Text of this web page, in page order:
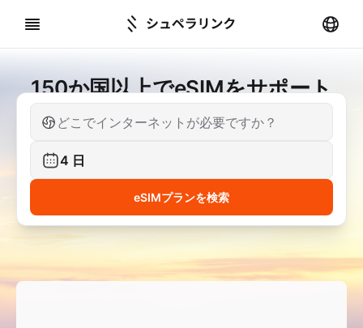
150か国以上でeSIMをサポート
どこでインターネットが必要ですか？
4 日
eSIMプランを検索